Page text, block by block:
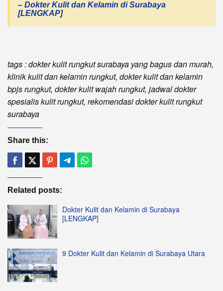
– Dokter Kulit dan Kelamin di Surabaya
[LENGKAP]
tags : dokter kulit rungkut surabaya yang bagus dan murah,
klinik kulit dan kelamin rungkut, dokter kulit dan kelamin
bpjs rungkut, dokter kulit wajah rungkut, jadwal dokter
spesialis kulit rungkut, rekomendasi dokter kulit rungkut
surabaya
Share this:
Related posts:
Dokter Kulit dan Kelamin di Surabaya
[LENGKAP]
9 Dokter Kulit dan Kelamin di Surabaya Utara